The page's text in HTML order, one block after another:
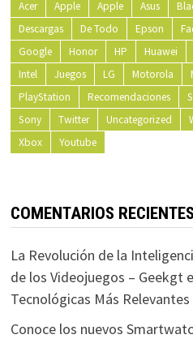
Acer Apple Apple Asus
Descargas
De Todo Epson
Google
Honor HP Huawei
Intel
Juegos LG Motorola
PlayStation
Recomendaciones
Sony
Twitter Uncategorized
Xbox
Youtube
COMENTARIOS RECIENTES
La Revolución de la
de los Videojuegos – Geekgt
Tecnológicas Más
Conoce los nuevos